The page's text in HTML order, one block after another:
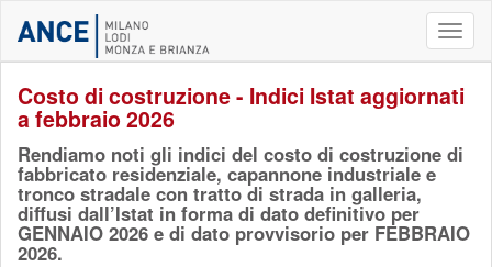
Costo di costruzione - Indici Istat aggiornati
a febbraio 2026
Rendiamo noti gli indici del costo di costruzione di
fabbricato residenziale, capannone industriale e
tronco stradale con tratto di strada in galleria,
diffusi dall’Istat in forma di dato definitivo per
GENNAIO 2026 e di dato provvisorio per FEBBRAIO
2026.